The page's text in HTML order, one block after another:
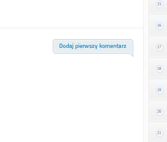
15
16
17
18
19
20
21